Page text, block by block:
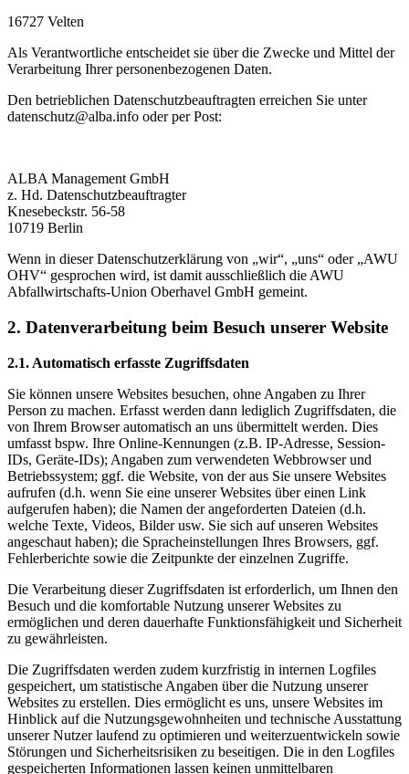
16727 Velten
Als Verantwortliche entscheidet sie über die Zwecke und Mittel der
Verarbeitung Ihrer personenbezogenen Daten.
Den betrieblichen Datenschutzbeauftragten erreichen Sie unter
datenschutz@alba.info oder per Post:
ALBA Management GmbH
z. Hd. Datenschutzbeauftragter
Knesebeckstr. 56-58
10719 Berlin
Wenn in dieser Datenschutzerklärung von „wir“, „uns“ oder „AWU
OHV“ gesprochen wird, ist damit ausschließlich die AWU
Abfallwirtschafts-Union Oberhavel GmbH gemeint.
2. Datenverarbeitung beim Besuch unserer Website
2.1. Automatisch erfasste Zugriffsdaten
Sie können unsere Websites besuchen, ohne Angaben zu Ihrer
Person zu machen. Erfasst werden dann lediglich Zugriffsdaten, die
von Ihrem Browser automatisch an uns übermittelt werden. Dies
umfasst bspw. Ihre Online-Kennungen (z.B. IP-Adresse, Session-
IDs, Geräte-IDs); Angaben zum verwendeten Webbrowser und
Betriebssystem; ggf. die Website, von der aus Sie unsere Websites
aufrufen (d.h. wenn Sie eine unserer Websites über einen Link
aufgerufen haben); die Namen der angeforderten Dateien (d.h.
welche Texte, Videos, Bilder usw. Sie sich auf unseren Websites
angeschaut haben); die Spracheinstellungen Ihres Browsers, ggf.
Fehlerberichte sowie die Zeitpunkte der einzelnen Zugriffe.
Die Verarbeitung dieser Zugriffsdaten ist erforderlich, um Ihnen den
Besuch und die komfortable Nutzung unserer Websites zu
ermöglichen und deren dauerhafte Funktionsfähigkeit und Sicherheit
zu gewährleisten.
Die Zugriffsdaten werden zudem kurzfristig in internen Logfiles
gespeichert, um statistische Angaben über die Nutzung unserer
Websites zu erstellen. Dies ermöglicht es uns, unsere Websites im
Hinblick auf die Nutzungsgewohnheiten und technische Ausstattung
unserer Nutzer laufend zu optimieren und weiterzuentwickeln sowie
Störungen und Sicherheitsrisiken zu beseitigen. Die in den Logfiles
gespeicherten Informationen lassen keinen unmittelbaren